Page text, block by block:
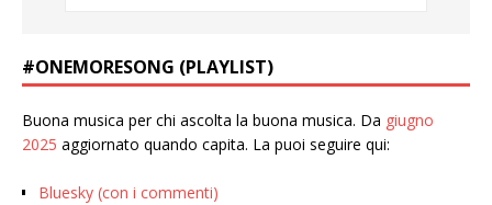
#ONEMORESONG (PLAYLIST)
Buona musica per chi ascolta la buona musica. Da giugno
2025 aggiornato quando capita. La puoi seguire qui:
Bluesky (con i commenti)